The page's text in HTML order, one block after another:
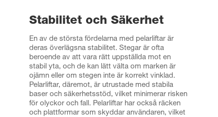
Stabilitet och Säkerhet
En av de största fördelarna med pelarliftar är
deras överlägsna stabilitet. Stegar är ofta
beroende av att vara rätt uppställda mot en
stabil yta, och de kan lätt välta om marken är
ojämn eller om stegen inte är korrekt vinklad.
Pelarliftar, däremot, är utrustade med stabila
baser och säkerhetsstöd, vilket minimerar risken
för olyckor och fall. Pelarliftar har också räcken
och plattformar som skyddar användaren, vilket